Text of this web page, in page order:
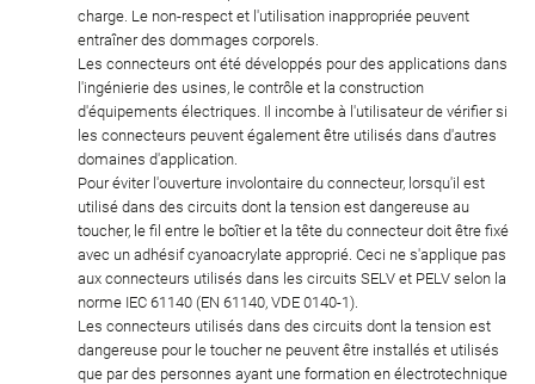
charge. Le non-respect et l'utilisation inappropriée peuvent
entraîner des dommages corporels.
Les connecteurs ont été développés pour des applications dans
l'ingénierie des usines, le contrôle et la construction
d'équipements électriques. Il incombe à l'utilisateur de vérifier si
les connecteurs peuvent également être utilisés dans d'autres
domaines d'application.
Pour éviter l'ouverture involontaire du connecteur, lorsqu'il est
utilisé dans des circuits dont la tension est dangereuse au
toucher, le fil entre le boîtier et la tête du connecteur doit être fixé
avec un adhésif cyanoacrylate approprié. Ceci ne s'applique pas
aux connecteurs utilisés dans les circuits SELV et PELV selon la
norme IEC 61140 (EN 61140, VDE 0140-1).
Les connecteurs utilisés dans des circuits dont la tension est
dangereuse pour le toucher ne peuvent être installés et utilisés
que par des personnes ayant une formation en électrotechnique